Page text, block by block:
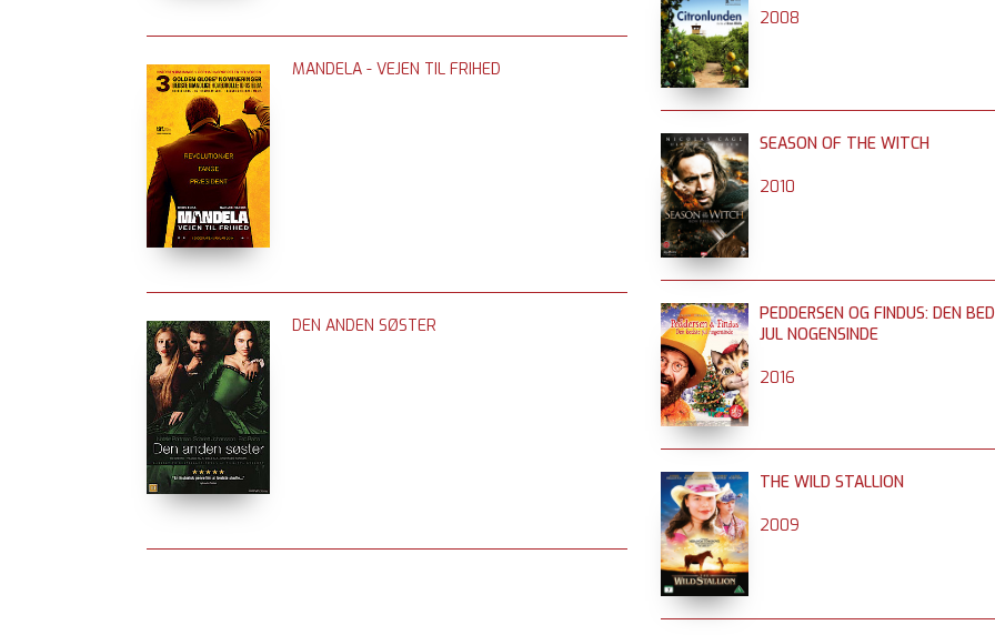
MANDELA - VEJEN TIL FRIHED
DEN ANDEN SØSTER
2008
SEASON OF THE WITCH
2010
PEDDERSEN OG FINDUS: DEN
JUL NOGENSINDE
2016
THE WILD STALLION
2009